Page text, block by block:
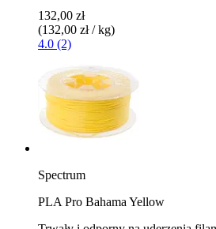
132,00 zł
(132,00 zł / kg)
4.0 (2)
Spectrum
PLA Pro Bahama Yellow